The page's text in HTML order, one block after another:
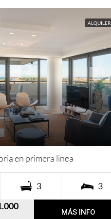
ALQUILER
en primera linea
3 3
MÁS INFO